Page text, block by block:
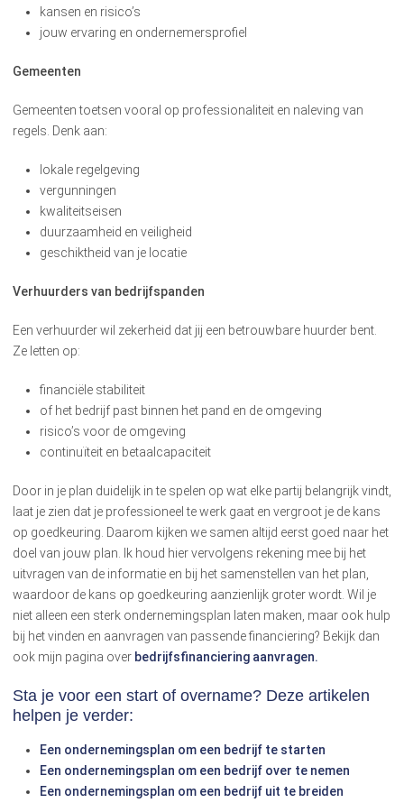
kansen en risico’s
jouw ervaring en ondernemersprofiel
Gemeenten
Gemeenten toetsen vooral op professionaliteit en naleving van
regels. Denk aan:
lokale regelgeving
vergunningen
kwaliteitseisen
duurzaamheid en veiligheid
geschiktheid van je locatie
Verhuurders van bedrijfspanden
Een verhuurder wil zekerheid dat jij een betrouwbare huurder bent.
Ze letten op:
financiële stabiliteit
of het bedrijf past binnen het pand en de omgeving
risico’s voor de omgeving
continuïteit en betaalcapaciteit
Door in je plan duidelijk in te spelen op wat elke partij belangrijk vindt,
laat je zien dat je professioneel te werk gaat en vergroot je de kans
op goedkeuring. Daarom kijken we samen altijd eerst goed naar het
doel van jouw plan. Ik houd hier vervolgens rekening mee bij het
uitvragen van de informatie en bij het samenstellen van het plan,
waardoor de kans op goedkeuring aanzienlijk groter wordt. Wil je
niet alleen een sterk ondernemingsplan laten maken, maar ook hulp
bij het vinden en aanvragen van passende financiering? Bekijk dan
ook mijn pagina over bedrijfsfinanciering aanvragen.
Sta je voor een start of overname? Deze artikelen
helpen je verder:
Een ondernemingsplan om een bedrijf te starten
Een ondernemingsplan om een bedrijf over te nemen
Een ondernemingsplan om een bedrijf uit te breiden